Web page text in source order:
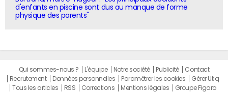
d'enfants en piscine sont dus au manque de forme
physique des parents"
Qui sommes-nous ? L'équipe Notre société Publicité
Contact
Recrutement
Données personnelles Paramétrer les cookies
Gérer Utiq
Tous les articles
RSS Corrections Mentions légales Groupe Figaro